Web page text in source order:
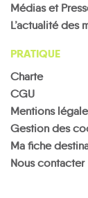
Médias et
L’actualité des
PRATIQUE
Charte
CGU
Mentions
Gestion des
Ma fiche
Nous contacter